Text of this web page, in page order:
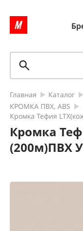
Главная Каталог
КРОМКА ПВХ, ABS
Кромка Тефия
Кромка
(200м)ПВХ